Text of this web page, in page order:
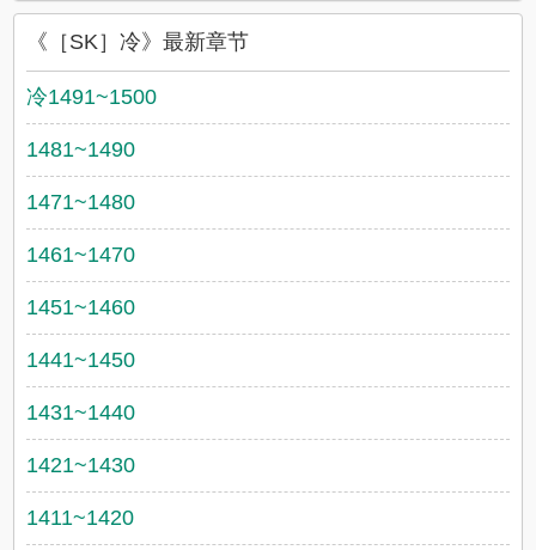
《［SK］冷》最新章节
冷1491~1500
1481~1490
1471~1480
1461~1470
1451~1460
1441~1450
1431~1440
1421~1430
1411~1420